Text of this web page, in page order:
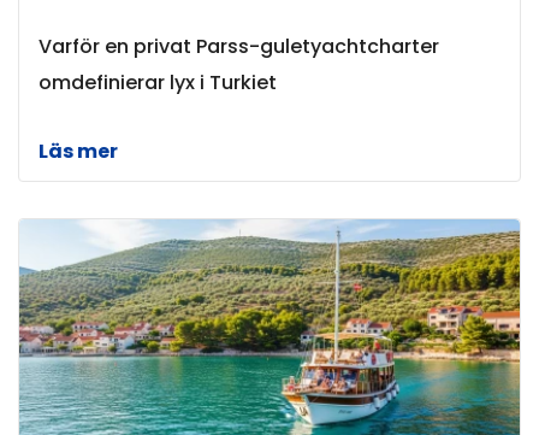
Varför en privat Parss-guletyachtcharter
omdefinierar lyx i Turkiet
Läs mer